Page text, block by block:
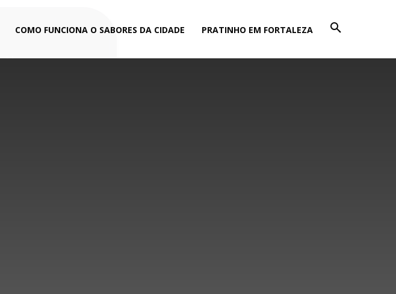
COMO FUNCIONA O SABORES DA CIDADE PRATINHO EM FORTALEZA